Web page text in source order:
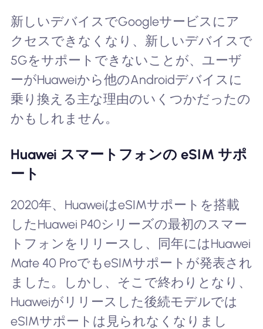
新しいデバイスでGoogleサービスにア
クセスできなくなり、新しいデバイスで
5Gをサポートできないことが、ユーザ
ーがHuaweiから他のAndroidデバイスに
乗り換える主な理由のいくつかだったの
かもしれません。
Huawei スマートフォンの eSIM サポ
ート
2020年、HuaweiはeSIMサポートを搭載
したHuawei P40シリーズの最初のスマー
トフォンをリリースし、同年にはHuawei
Mate 40 ProでもeSIMサポートが発表され
ました。しかし、そこで終わりとなり、
Huaweiがリリースした後続モデルでは
eSIMサポートは見られなくなりまし